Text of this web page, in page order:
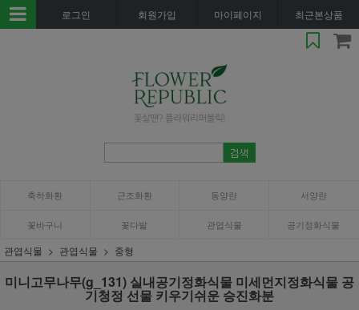
로그인 회원가입 마이페이지 최근본상품
축하화환 근조화환 동양란 서양란
꽃바구니 꽃다발 관엽식물 공기정화식물
관엽식물 관엽식물 중형
미니고무나무(g_131) 실내공기정화식물 미세먼지정화식물 공
기청정 선물 키우기쉬운 승진화분